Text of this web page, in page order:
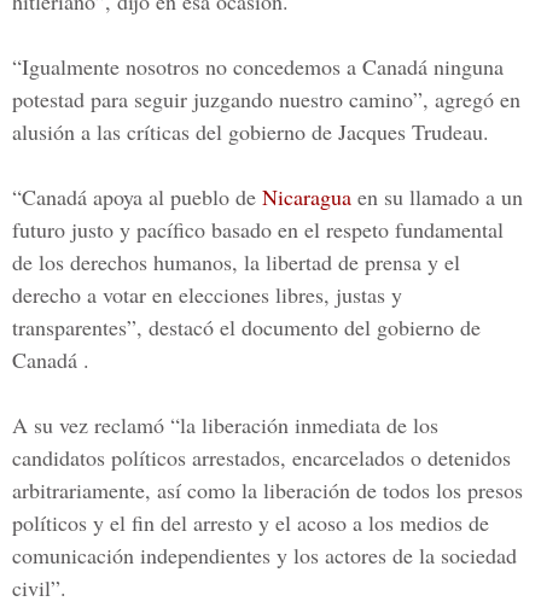
“Igualmente nosotros no concedemos a Canadá ninguna
potestad para seguir juzgando nuestro camino”, agregó en
alusión a las críticas del gobierno de Jacques Trudeau.
“Canadá apoya al pueblo de Nicaragua en su llamado a un
futuro justo y pacífico basado en el respeto fundamental
de los derechos humanos, la libertad de prensa y el
derecho a votar en elecciones libres, justas y
transparentes”, destacó el documento del gobierno de
Canadá .
A su vez reclamó “la liberación inmediata de los
candidatos políticos arrestados, encarcelados o detenidos
arbitrariamente, así como la liberación de todos los presos
políticos y el fin del arresto y el acoso a los medios de
comunicación independientes y los actores de la sociedad
civil”.